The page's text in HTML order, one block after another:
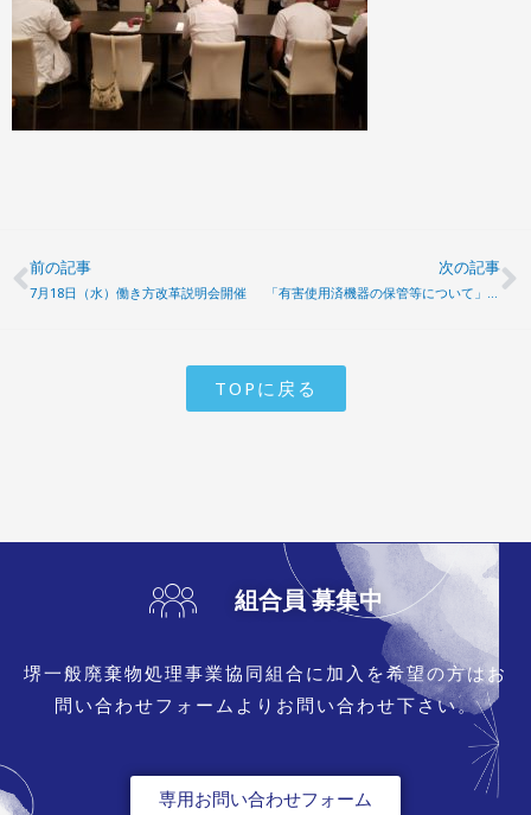
Prev
前の記事
7月18日（水）働き方改革説明会開催
次の記事
「有害使用済機器の保管等について」研修会開催
TOPに戻る
組合員 募集中
堺一般廃棄物処理事業協同組合に加入を希望の方はお
問い合わせフォームよりお問い合わせ下さい。
専用お問い合わせフォーム